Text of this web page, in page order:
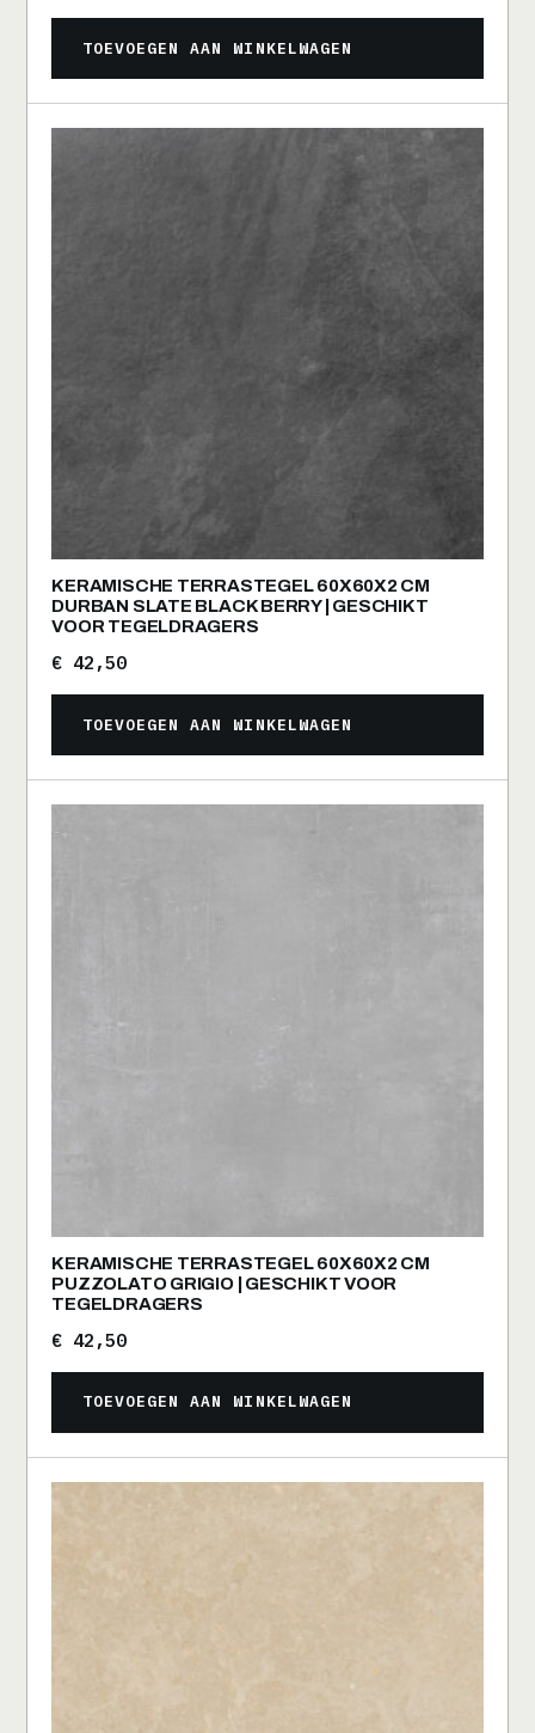
TOEVOEGEN AAN WINKELWAGEN
KERAMISCHE TERRASTEGEL 60X60X2 CM
DURBAN SLATE BLACK BERRY | GESCHIKT
VOOR TEGELDRAGERS
€ 42,50
TOEVOEGEN AAN WINKELWAGEN
KERAMISCHE TERRASTEGEL 60X60X2 CM
PUZZOLATO GRIGIO | GESCHIKT VOOR
TEGELDRAGERS
€ 42,50
TOEVOEGEN AAN WINKELWAGEN